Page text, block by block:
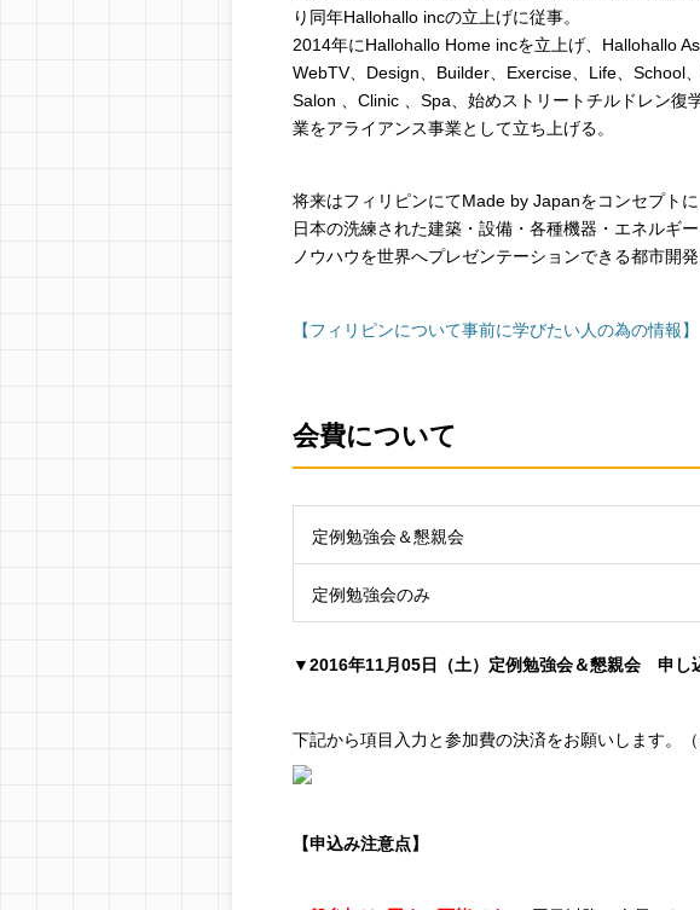
り同年Hallohallo incの立上げに従事。
2014年にHallohallo Home incを立上げ、Hallohallo
WebTV、Design、Builder、Exercise、Life、School
Salon 、Clinic 、Spa、始めストリートチルドレン復
業をアライアンス事業として立ち上げる。
将来はフィリピンにてMade by Japanをコンセプトに
日本の洗練された建築・設備・各種機器・エネルギ
ノウハウを世界へプレゼンテーションできる都市開発
【フィリピンについて事前に学びたい人の為の情報】
会費について
定例勉強会＆懇親会
定例勉強会のみ
▼2016年11月05日（土）定例勉強会＆懇親会 申し
下記から項目入力と参加費の決済をお願いします。（
【申込み注意点】